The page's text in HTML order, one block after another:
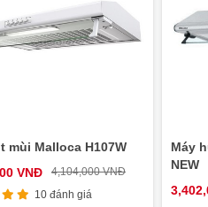
mùi Malloca H107W
VNĐ
4,104,000 VNĐ
10 đánh giá
Máy
NEW